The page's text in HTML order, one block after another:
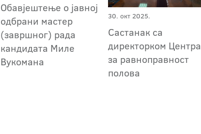
Обавјештење о јавној
одбрани мастер
(завршног) рада
кандидата Миле
Вукомана
30. окт 2025.
Састанак са
директорком Центра
за равноправност
полова